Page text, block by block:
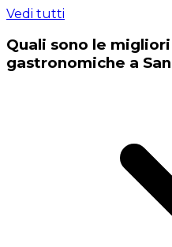
Vedi tutti
Quali sono le
gastronomiche a